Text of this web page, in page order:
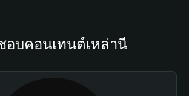
บคอนเทนต์เหล่านี้